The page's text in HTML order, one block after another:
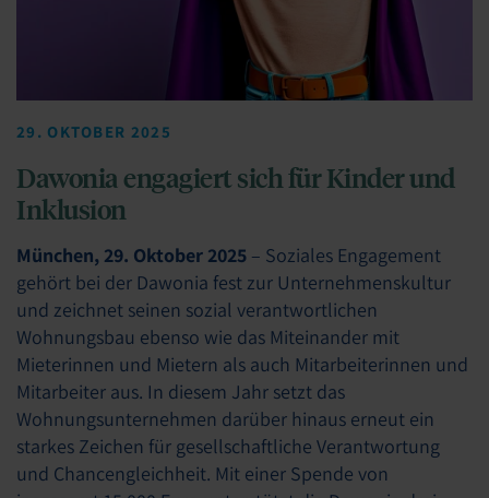
29. OKTOBER 2025
Dawonia engagiert sich für Kinder und
Inklusion
München, 29. Oktober 2025 – Soziales Engagement
gehört bei der Dawonia fest zur Unternehmenskultur
und zeichnet seinen sozial verantwortlichen
Wohnungsbau ebenso wie das Miteinander mit
Mieterinnen und Mietern als auch Mitarbeiterinnen und
Mitarbeiter aus. In diesem Jahr setzt das
Wohnungsunternehmen darüber hinaus erneut ein
starkes Zeichen für gesellschaftliche Verantwortung
und Chancengleichheit. Mit einer Spende von